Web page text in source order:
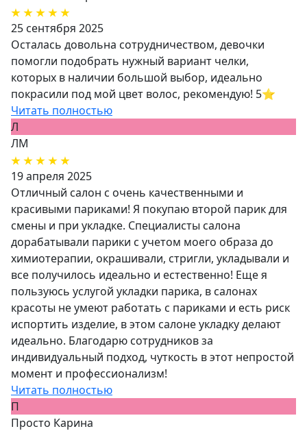
25 сентября 2025
Осталась довольна сотрудничеством, девочки
помогли подобрать нужный вариант челки,
которых в наличии большой выбор, идеально
покрасили под мой цвет волос, рекомендую! 5⭐️
Читать полностью
Л
ЛМ
19 апреля 2025
Отличный салон с очень качественными и
красивыми париками! Я покупаю второй парик для
смены и при укладке. Специалисты салона
дорабатывали парики с учетом моего образа до
химиотерапии, окрашивали, стригли, укладывали и
все получилось идеально и естественно! Еще я
пользуюсь услугой укладки парика, в салонах
красоты не умеют работать с париками и есть риск
испортить изделие, в этом салоне укладку делают
идеально. Благодарю сотрудников за
индивидуальный подход, чуткость в этот непростой
момент и профессионализм!
Читать полностью
П
Просто Карина